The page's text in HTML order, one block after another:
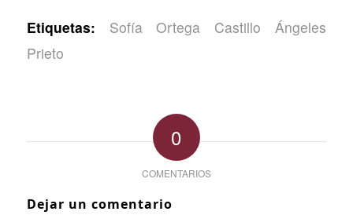
Etiquetas:
Sofía Ortega Castillo Ángeles
Prieto
0
COMENTARIOS
Dejar un comentario